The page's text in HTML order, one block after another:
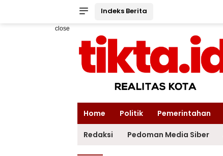
Indeks Berita
close
Home Politik Pemerintahan
Redaksi Pedoman Media Siber